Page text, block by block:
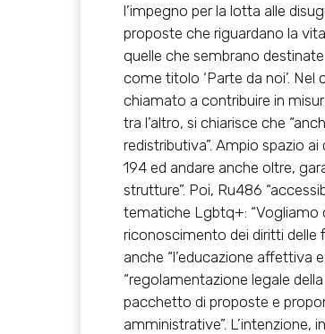
l’impegno per la lotta alle
proposte che riguardano la
quelle che sembrano
come titolo ‘Parte da noi’.
chiamato a contribuire in
tra l’altro, si chiarisce che
redistributiva”. Ampio spazio
194 ed andare anche oltre,
strutture”. Poi, Ru486
tematiche Lgbtq+: “Vogliamo
riconoscimento dei diritti delle
anche “l’educazione affettiva
“regolamentazione legale
pacchetto di proposte e
amministrative”. L’intenzione,